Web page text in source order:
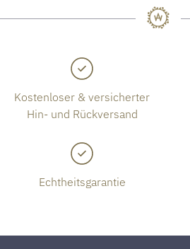
Kostenloser & versicherter
Hin- und Rückversand
Echtheitsgarantie